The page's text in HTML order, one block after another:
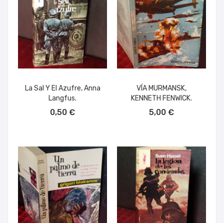
La Sal Y El Azufre, Anna
Langfus.
0,50 €
VÍA MURMANSK,
KENNETH FENWICK.
5,00 €